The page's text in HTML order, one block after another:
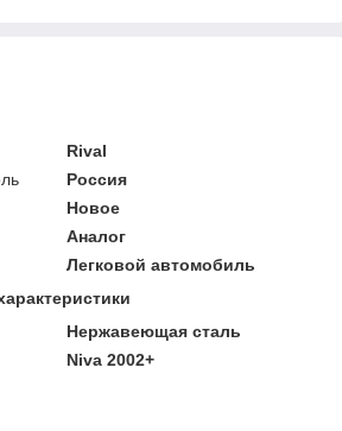
Rival
Россия
Новое
Аналог
Легковой автомобиль
Нержавеющая сталь
Niva 2002+